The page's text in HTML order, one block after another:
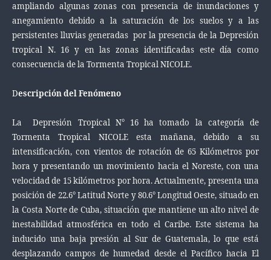
ampliando algunas zonas con presencia deinundaciones y
anegamiento debido a la saturación de los suelos y a las
persistentes lluvias generadas por la presencia de la Depresión
tropical N. 16 y en las zonas identificadas este día como
consecuencia de la Tormenta Tropical NICOLE.
Descripción del Fenómeno
La Depresión Tropical N° 16 ha tomado la categoría de
Tormenta Tropical NICOLE esta mañana, debido a su
intensificación, con vientos de rotación de 65 Kilómetros por
hora y presentando un movimiento hacia el Noreste, con una
velocidad de 15 kilómetros por hora. Actualmente, presenta una
posición de 22.6° Latitud Norte y 80.6° Longitud Oeste, situado en
la Costa Norte de Cuba, situación que mantiene un alto nivel de
inestabilidad atmosférica en todo el Caribe. Este sistema ha
inducido una baja presión al Sur de Guatemala, lo que está
desplazando campos de humedad desde el Pacífico hacia El